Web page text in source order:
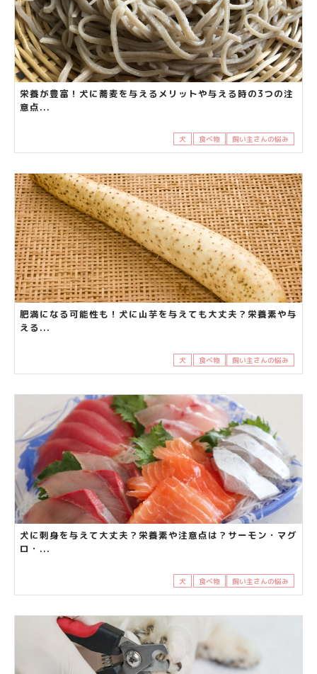
栄養が豊富！犬に蕎麦を与えるメリットや与える時の3つの注
意点...
犬 食べ物 飼い主さんの悩み
肥満になる可能性も！犬に山芋を与えても大丈夫？栄養素や与
える...
犬 食べ物 飼い主さんの悩み
犬に刺身を与えて大丈夫？栄養素や注意点は？サーモン・マグ
ロ・...
犬 食べ物 飼い主さんの悩み